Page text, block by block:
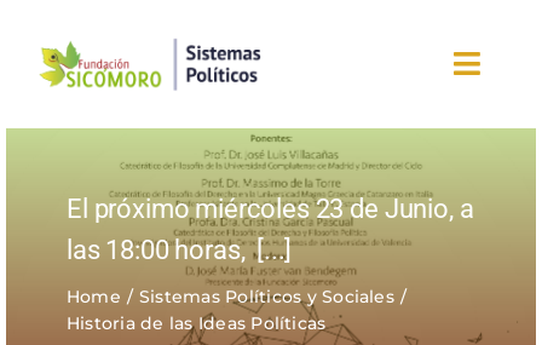
contenido
Inicio
Sobre la fundación
Eventos
El próximo miércoles 23 de Junio, a
las 18:00 horas,[...]
Home
Sistemas Políticos y Sociales
Historia de las Ideas Políticas